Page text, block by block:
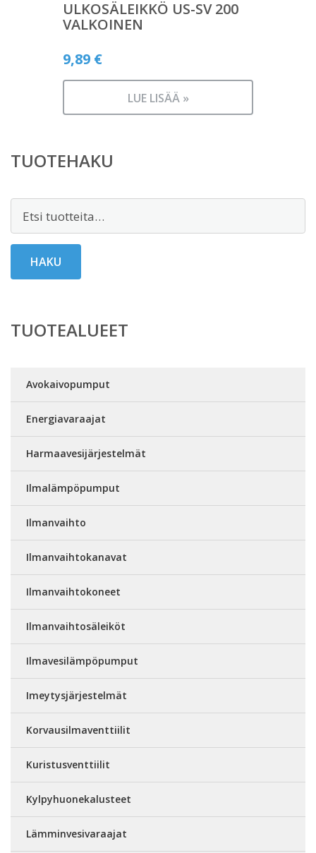
ULKOSÄLEIKKÖ US-SV 200
VALKOINEN
9,89 €
LUE LISÄÄ »
TUOTEHAKU
HAKU
TUOTEALUEET
Avokaivopumput
Energiavaraajat
Harmaavesijärjestelmät
Ilmalämpöpumput
Ilmanvaihto
Ilmanvaihtokanavat
Ilmanvaihtokoneet
Ilmanvaihtosäleiköt
Ilmavesilämpöpumput
Imeytysjärjestelmät
Korvausilmaventtiilit
Kuristusventtiilit
Kylpyhuonekalusteet
Lämminvesivaraajat